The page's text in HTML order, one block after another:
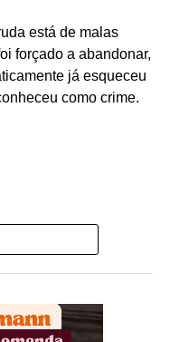
está de malas
forçado a abandonar,
já esqueceu
como crime.